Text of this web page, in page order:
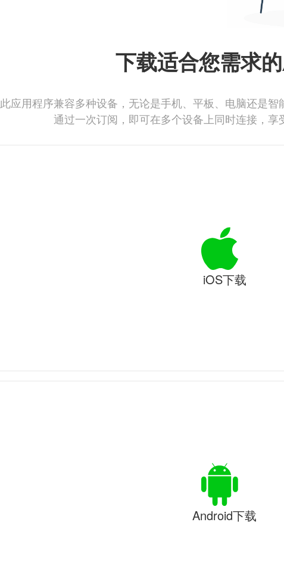
下载适合您需求
此应用程序兼容多种设备，无论是手机、平板、电脑还是智
通过一次订阅，即可在多个设备上同时连接，享
iOS下载
Android下载